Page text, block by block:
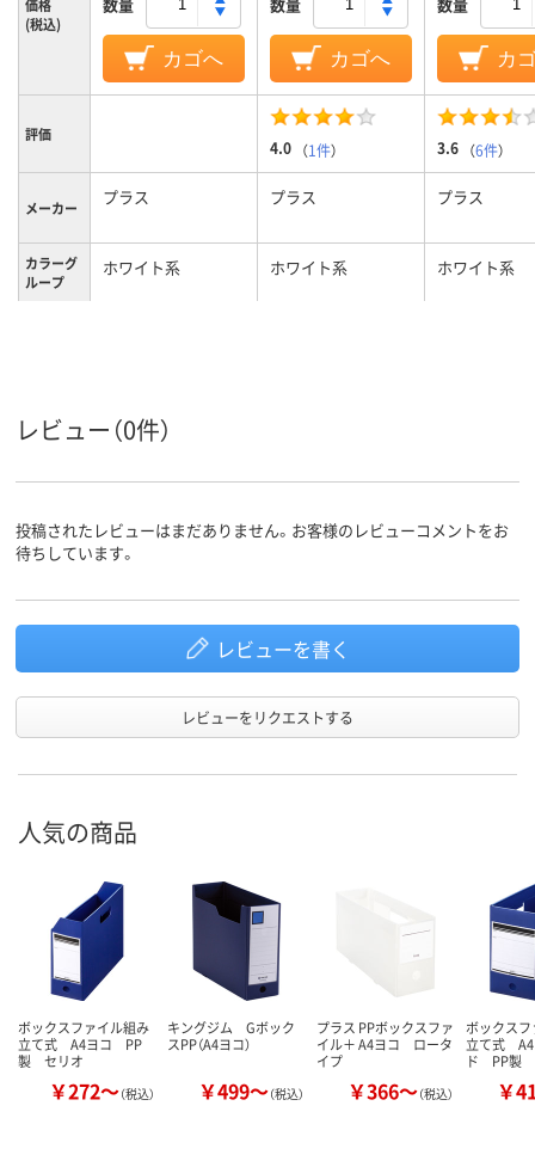
価格
(税込)
カゴへ カゴへ カ
評価
4.0 （1件） 3.6 （6件）
メーカー プラス プラス プラス
カラーグ
ループ
ホワイト系 ホワイト系 ホワイト系
レビュー（0件）
投稿されたレビューはまだありません。お客様のレビューコメントをお
待ちしています。
レビューを書く
レビューをリクエストする
人気の商品
ボックスファイル組み
立て式 A4ヨコ PP
製 セリオ
￥272～（税込）
キングジム Gボック
スPP（A4ヨコ）
￥499～（税込）
プラス PPボックスファ
イル＋ A4ヨコ ロータ
イプ
￥366～（税込）
ボックス
立て式 A4
ド PP製
￥